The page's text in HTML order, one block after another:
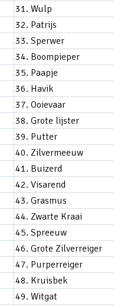
31. Wulp
32. Patrijs
33. Sperwer
34. Boompieper
35. Paapje
36. Havik
37. Ooievaar
38. Grote lijster
39. Putter
40. Zilvermeeuw
41. Buizerd
42. Visarend
43. Grasmus
44. Zwarte Kraai
45. Spreeuw
46. Grote Zilverreiger
47. Purperreiger
48. Kruisbek
49. Witgat